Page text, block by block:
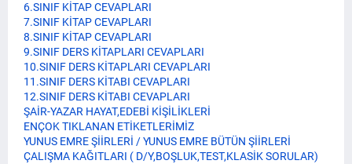
6.SINIF KİTAP CEVAPLARI
7.SINIF KİTAP CEVAPLARI
8.SINIF KİTAP CEVAPLARI
9.SINIF DERS KİTAPLARI CEVAPLARI
10.SINIF DERS KİTAPLARI CEVAPLARI
11.SINIF DERS KİTABI CEVAPLARI
12.SINIF DERS KİTABI CEVAPLARI
ŞAİR-YAZAR HAYAT,EDEBİ KİŞİLİKLERİ
ENÇOK TIKLANAN ETİKETLERİMİZ
YUNUS EMRE ŞİİRLERİ / YUNUS EMRE BÜTÜN ŞİİRLERİ
ÇALIŞMA KAĞITLARI ( D/Y,BOŞLUK,TEST,KLASİK SORULAR)